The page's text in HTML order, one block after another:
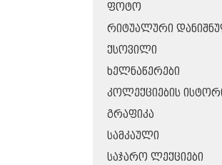
ᲤᲝᲢᲝ
ᲠᲘᲢᲣᲐᲚᲣᲠᲘ
ᲥᲡᲝᲕᲘᲚᲘ
ᲮᲔᲚᲜᲐᲬᲔᲠᲔᲑᲘ
ᲙᲝᲚᲔᲥᲪᲘᲔᲑᲘᲡ
ᲒᲠᲐᲤᲘᲙᲐ
ᲡᲐᲛᲙᲐᲣᲚᲘ
ᲡᲐᲯᲐᲠᲝ ᲚᲔᲥᲪᲘᲔᲑᲘ